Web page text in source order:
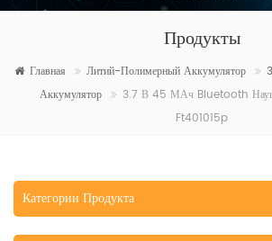
Продукты
Главная Литий-Полимерный Аккумулятор
Аккумулятор
3.7 В 45 МАч Bluetooth
Ft401015p
Категории Продукта